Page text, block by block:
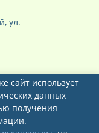
ул.
сайт использует
данных
получения